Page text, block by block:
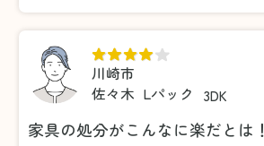
川崎市
佐々木 Lパック 3DK
家具の処分がこんなに楽だとは！